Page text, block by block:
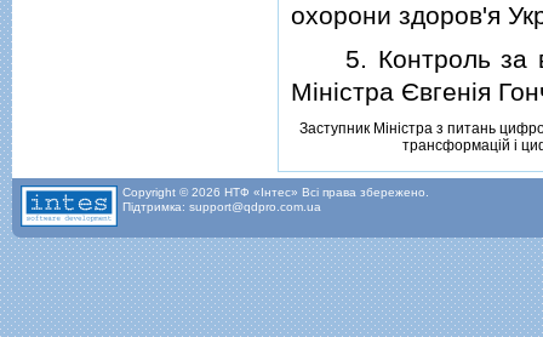
охорони здоров'я
5. Контроль за
Мiнiстра Євгенiя
Заступник Мiнiстра з питань
трансформацiй i
Copyright © 2026 НТФ «Інтес» Всі права збережено.
Підтримка: support@qdpro.com.ua